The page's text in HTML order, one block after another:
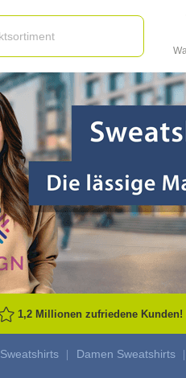
1,2 Millionen zufriedene Kunden!
Sweatshirts Damen Sweatshirts